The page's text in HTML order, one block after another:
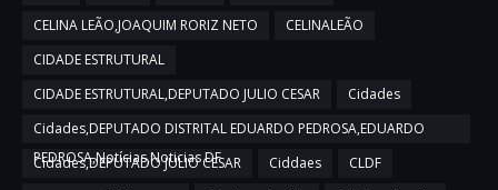
CELINA LEÃO,JOAQUIM RORIZ NETO
CELINALEÃO
CIDADE ESTRUTURAL
CIDADE ESTRUTURAL,DEPUTADO JULIO CESAR
Cidades
Cidades,DEPUTADO DISTRITAL EDUARDO PEDROSA,EDUARDO
PEDROSA,Notícias,Noticias DF
Cidades,DEPUTADO JULIO CESAR Ciddaes
CLDF